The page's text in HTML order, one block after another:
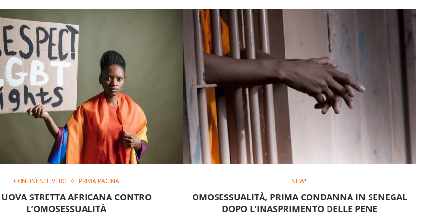
CONTINENTE VERO PRIMA PAGINA
STRETTA AFRICANA CONTRO
L’OMOSESSUALITÀ
NEWS
OMOSESSUALITÀ, PRIMA CONDANNA IN SENEGAL
DOPO L’INASPRIMENTO DELLE PENE